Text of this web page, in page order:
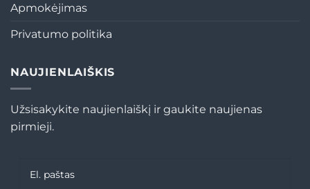
Apmokėjimas
Privatumo politika
NAUJIENLAIŠKIS
Užsisakykite naujienlaiškį ir gaukite naujienas
pirmieji.